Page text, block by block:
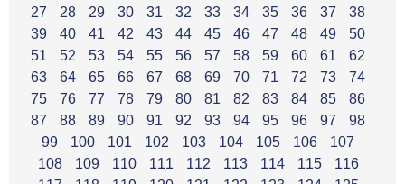
27
28 29 30 31 32 33 34 35 36 37
38
39
40 41 42 43 44 45 46 47 48 49
50
51
52 53 54 55 56 57 58 59 60 61
62
63
64 65 66 67 68 69 70 71 72 73
74
75
76 77 78 79 80 81 82 83 84 85
86
87
88 89 90 91 92 93 94 95 96 97
98
99
100 101 102 103 104 105 106
107
108
109 110 111 112 113 114 115
116